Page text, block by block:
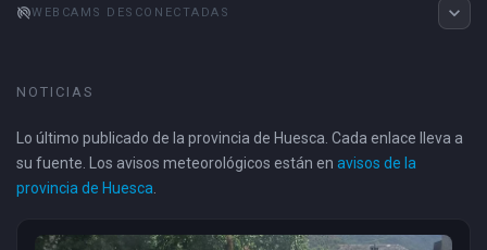
portable_wifi_offWEBCAMS DESCONECTADAS expand_more
NOTICIAS
Lo último publicado de la provincia de Huesca. Cada enlace lleva a
su fuente. Los avisos meteorológicos están en avisos de la
provincia de Huesca